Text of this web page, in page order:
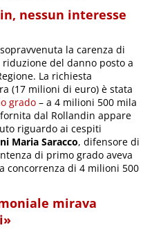
nessun interesse
la carenza di
del danno posto a
La richiesta
(17 milioni di euro) è stata
grado – a 4 milioni 500 mila
dal Rollandin appare
riguardo ai cespiti
Maria Saracco, difensore di
di primo grado aveva
concorrenza di 4 milioni 500
mirava